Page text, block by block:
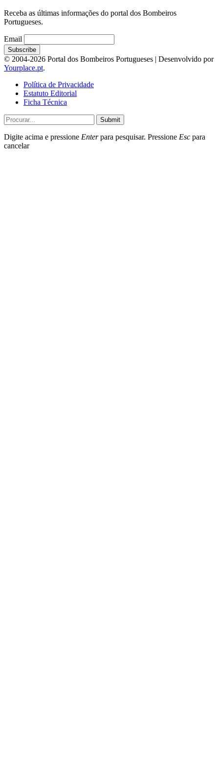
Receba as últimas informações do portal dos Bombeiros
Portugueses.
Email
© 2004-2026 Portal dos Bombeiros Portugueses | Desenvolvido por
Yourplace.pt.
Política de Privacidade
Estatuto Editorial
Ficha Técnica
Submit
Digite acima e pressione Enterpara pesquisar. Pressione Esc para
cancelar